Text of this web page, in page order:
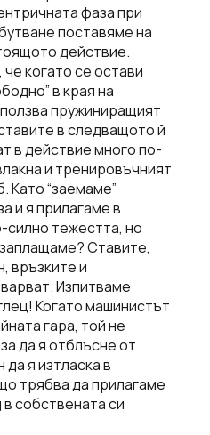
фаза при
поставяме на
действие.
когато се остави
в края на
пружиниращият
в следващото й
в действие много по-
и тренировъчният
Като “заемаме”
и я прилагаме в
силно тежестта, но
Ставите,
връзките и
Изпитваме
Когато машинистът
гара, той не
да я отблъсне от
да я изтласка в
трябва да прилагаме
собствената си